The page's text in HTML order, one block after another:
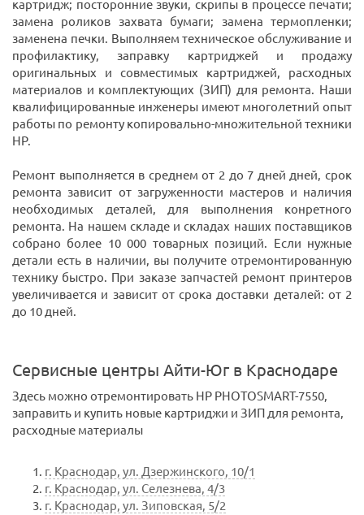
картридж; посторонние звуки, скрипы в процессе печати;
замена роликов захвата бумаги; замена термопленки;
заменена печки. Выполняем техническое обслуживание и
профилактику, заправку картриджей и продажу
оригинальных и совместимых картриджей, расходных
материалов и комплектующих (ЗИП) для ремонта. Наши
квалифицированные инженеры имеют многолетний опыт
работы по ремонту копировально-множительной техники
HP.
Ремонт выполняется в среднем от 2 до 7 дней дней, срок
ремонта зависит от загруженности мастеров и наличия
необходимых деталей, для выполнения конретного
ремонта. На нашем складе и складах наших поставщиков
собрано более 10 000 товарных позиций. Если нужные
детали есть в наличии, вы получите отремонтированную
технику быстро. При заказе запчастей ремонт принтеров
увеличивается и зависит от срока доставки деталей: от 2
до 10 дней.
Сервисные центры Айти-Юг в Краснодаре
Здесь можно отремонтировать HP PHOTOSMART-7550,
заправить и купить новые картриджи и ЗИП для ремонта,
расходные материалы
г. Краснодар, ул. Дзержинского, 10/1
г. Краснодар, ул. Селезнева, 4/3
г. Краснодар, ул. Зиповская, 5/2